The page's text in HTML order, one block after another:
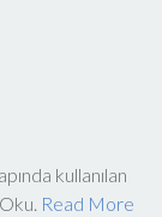
kullanılan
Read More